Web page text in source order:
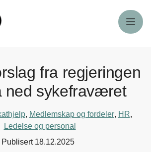
Meny
fra regjeringen
ned sykefraværet
, Medlemskap og fordeler, HR,
Ledelse og personal
Publisert 18.12.2025